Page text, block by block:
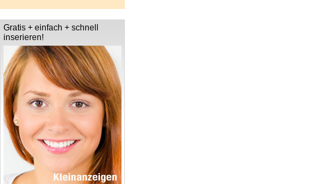
Gratis + einfach + schnell
inserieren!